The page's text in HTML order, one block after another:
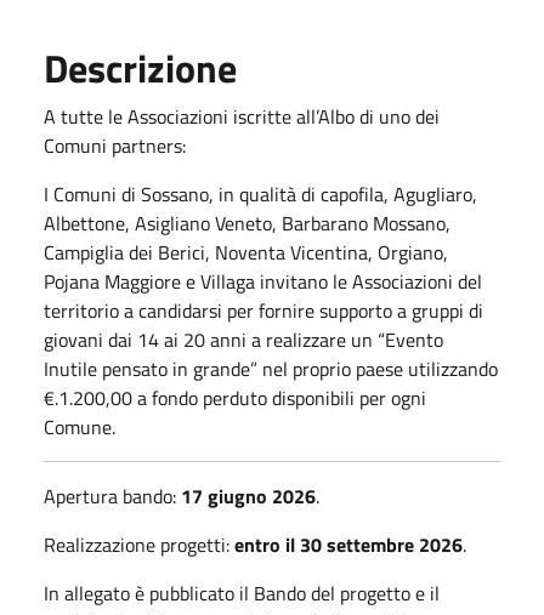
Descrizione
A tutte le Associazioni iscritte all’Albo di uno dei
Comuni partners:
I Comuni di Sossano, in qualità di capofila, Agugliaro,
Albettone, Asigliano Veneto, Barbarano Mossano,
Campiglia dei Berici, Noventa Vicentina, Orgiano,
Pojana Maggiore e Villaga invitano le Associazioni del
territorio a candidarsi per fornire supporto a gruppi di
giovani dai 14 ai 20 anni a realizzare un “Evento
Inutile pensato in grande” nel proprio paese utilizzando
€.1.200,00 a fondo perduto disponibili per ogni
Comune.
Apertura bando: 17 giugno 2026.
Realizzazione progetti:entro il 30 settembre 2026.
In allegato è pubblicato il Bando del progetto e il